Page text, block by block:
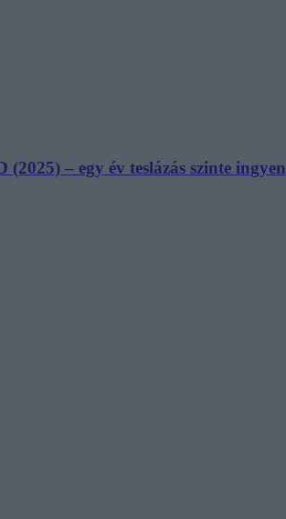
– egy év teslázás szinte ingyen